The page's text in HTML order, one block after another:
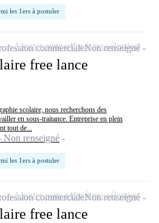
les 1ers à postuler
free lance
scolaire, nous recherchons des
en sous-traitance. Entreprise en plein
tout de...
Non renseigné
les 1ers à postuler
commercialeNon renseigné
Ajouter cette offre à ma sélection
free lance
commercialeNon renseigné
Ajouter cette offre à ma sélection